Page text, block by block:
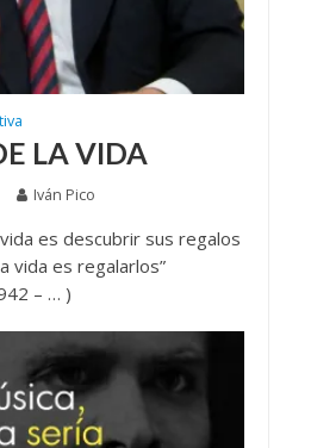
LA VIDA
Iván Pico
es descubrir sus regalos
vida es regalarlos”
– … )